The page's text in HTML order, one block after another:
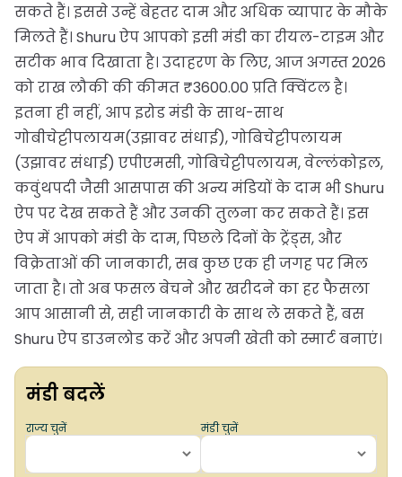
सकते हैं। इससे उन्हें बेहतर दाम और अधिक व्यापार के मौके
मिलते हैं। Shuru ऐप आपको इसी मंडी का रीयल-टाइम और
सटीक भाव दिखाता है। उदाहरण के लिए, आज अगस्त 2026
को राख लौकी की कीमत ₹3600.00 प्रति क्विंटल है।
इतना ही नहीं, आप इरोड मंडी के साथ-साथ
गोबीचेट्टीपलायम(उझावर संधाई), गोबिचेट्टीपलायम
(उझावर संधाई) एपीएमसी, गोबिचेट्टीपलायम, वेल्लंकोइल,
कवुंथपदी जैसी आसपास की अन्य मंडियों के दाम भी Shuru
ऐप पर देख सकते हैं और उनकी तुलना कर सकते हैं। इस
ऐप में आपको मंडी के दाम, पिछले दिनों के ट्रेंड्स, और
विक्रेताओं की जानकारी, सब कुछ एक ही जगह पर मिल
जाता है। तो अब फसल बेचने और खरीदने का हर फैसला
आप आसानी से, सही जानकारी के साथ ले सकते हैं, बस
Shuru ऐप डाउनलोड करें और अपनी खेती को स्मार्ट बनाएं।
मंडी बदलें
राज्य चुनें मंडी चुनें